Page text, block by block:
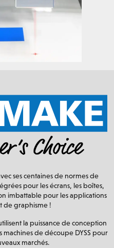
ses centaines de normes de
pour les écrans, les boîtes,
imbattable pour les applications
de graphisme !
la puissance de conception
machines de découpe DYSS pour
marchés.